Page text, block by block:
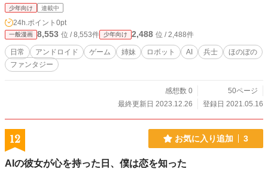
少年向け 連載中
24h.ポイント 0pt
一般漫画 8,553 位 / 8,553件 少年向け 2,488 位 / 2,488件
日常 アンドロイド ゲーム 姉妹 ロボット AI 兵士
ほのぼの
ファンタジー
感想数 0
50ページ
最終更新日 2023.12.26
登録日 2021.05.16
12 お気に入り追加 3
AIの彼女が心を持った日、僕は恋を知った